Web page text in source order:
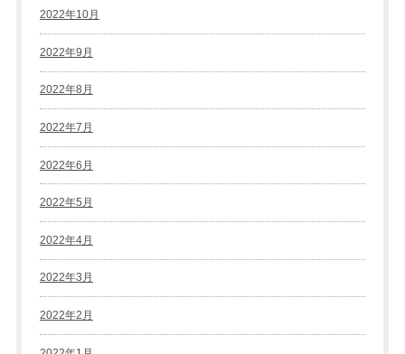
2022年10月
2022年9月
2022年8月
2022年7月
2022年6月
2022年5月
2022年4月
2022年3月
2022年2月